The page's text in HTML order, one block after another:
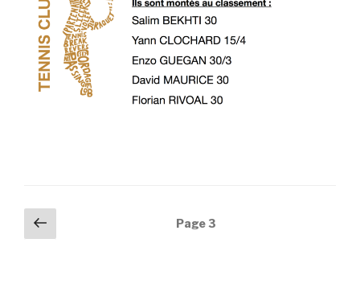
Posts
navigation
page
Page3